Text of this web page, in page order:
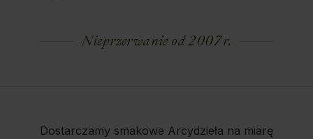
Nieprzerwanie od 2007 r.
Dostarczamy smakowe Arcydzieła na miarę